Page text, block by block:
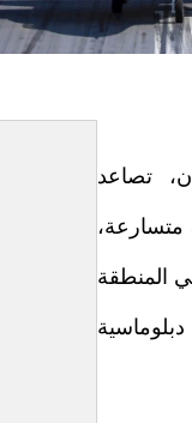
تصاعد
متسارعة،
المنطقة